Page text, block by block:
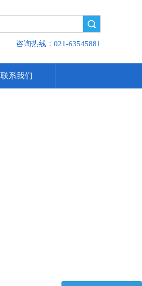
咨询热线：021-63545881
联系我们